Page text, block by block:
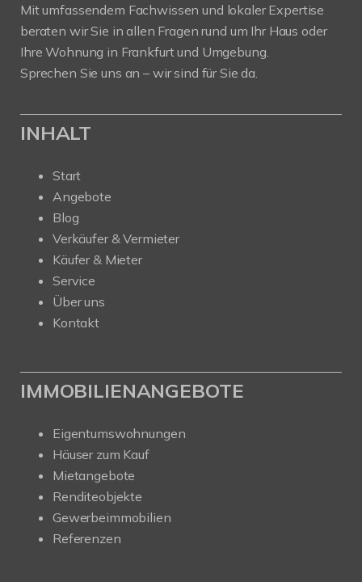
Mit umfassendem Fachwissen und lokaler Expertise
beraten wir Sie in allen Fragen rund um Ihr Haus oder
Ihre Wohnung in Frankfurt und Umgebung.
Sprechen Sie uns an – wir sind für Sie da.
INHALT
Start
Angebote
Blog
Verkäufer & Vermieter
Käufer & Mieter
Service
Über uns
Kontakt
IMMOBILIENANGEBOTE
Eigentumswohnungen
Häuser zum Kauf
Mietangebote
Renditeobjekte
Gewerbeimmobilien
Referenzen